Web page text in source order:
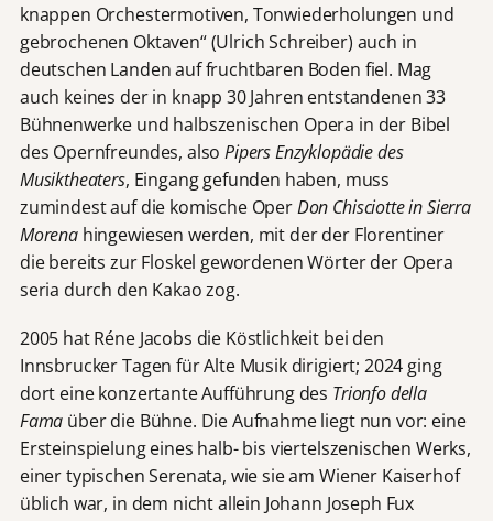
knappen Orchestermotiven, Tonwiederholungen und
gebrochenen Oktaven“ (Ulrich Schreiber) auch in
deutschen Landen auf fruchtbaren Boden fiel. Mag
auch keines der in knapp 30 Jahren entstandenen 33
Bühnenwerke und halbszenischen Opera in der Bibel
des Opernfreundes, alsoPipers Enzyklopädie des
Musiktheaters, Eingang gefunden haben, muss
zumindest auf die komische OperDon Chisciotte in Sierra
Morenahingewiesen werden, mit der der Florentiner
die bereits zur Floskel gewordenen Wörter der Opera
seria durch den Kakao zog.
2005 hat Réne Jacobs die Köstlichkeit bei den
Innsbrucker Tagen für Alte Musik dirigiert; 2024 ging
dort eine konzertante Aufführung des Trionfo della
Fama über die Bühne. Die Aufnahme liegt nun vor: eine
Ersteinspielung eines halb- bis viertelszenischen Werks,
einer typischen Serenata, wie sie am Wiener Kaiserhof
üblich war, in dem nicht allein Johann Joseph Fux